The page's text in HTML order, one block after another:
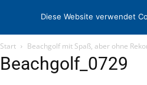
STARTSEITE ARCHIV
Start Beachgolf mit Spaß, aber ohne
Beachgolf_0729
Diese Website verwendet